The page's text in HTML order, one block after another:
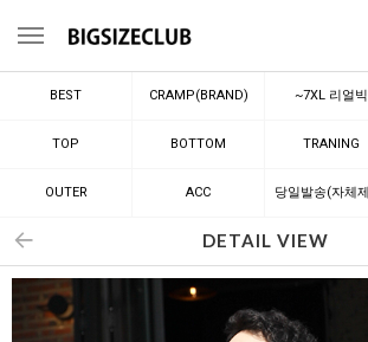
메뉴
BEST CRAMP(BRAND) ~7XL 리얼빅
TOP BOTTOM TRANING
OUTER ACC 당일발송(자체
DETAIL VIEW